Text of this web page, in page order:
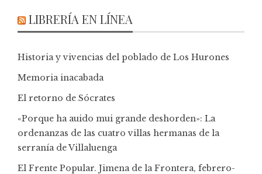
LIBRERÍA EN LÍNEA
Historia y vivencias del poblado de Los Hurones
Memoria inacabada
El retorno de Sócrates
«Porque ha auido mui grande deshorden»: La
ordenanzas de las cuatro villas hermanas de la
serranía de Villaluenga
El Frente Popular. Jimena de la Frontera, febrero-